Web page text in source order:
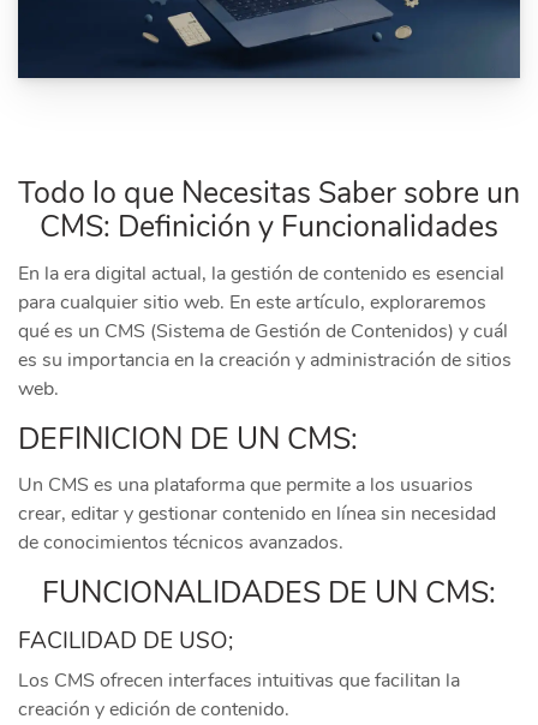
Todo lo que Necesitas Saber sobre un
CMS: Definición y Funcionalidades
En la era digital actual, la gestión de contenido es esencial
para cualquier sitio web. En este artículo, exploraremos
qué es un CMS (Sistema de Gestión de Contenidos) y cuál
es su importancia en la creación y administración de sitios
web.
DEFINICION DE UN CMS:
Un CMS es una plataforma que permite a los usuarios
crear, editar y gestionar contenido en línea sin necesidad
de conocimientos técnicos avanzados.
FUNCIONALIDADES DE UN CMS:
FACILIDAD DE USO;
Los CMS ofrecen interfaces intuitivas que facilitan la
creación y edición de contenido.